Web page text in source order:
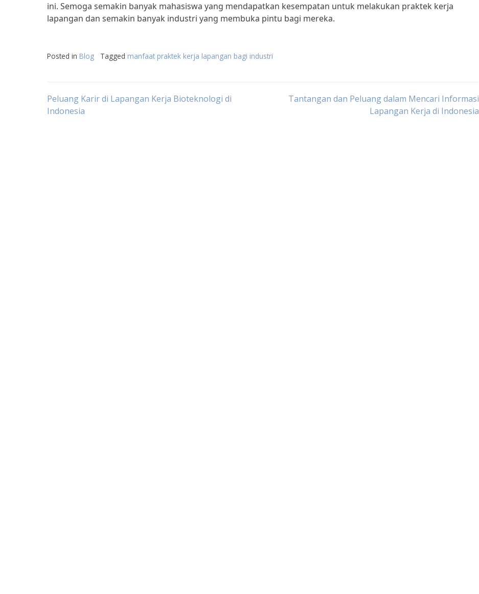
ini. Semoga semakin banyak mahasiswa yang mendapatkan kesempatan untuk melakukan praktek kerja
lapangan dan semakin banyak industri yang membuka pintu bagi mereka.
Posted in Blog Tagged manfaat praktek kerja lapangan bagi industri
Post
Peluang Karir di Lapangan Kerja Bioteknologi di
Indonesia
Tantangan dan Peluang dalam Mencari Informasi
Lapangan Kerja di Indonesia